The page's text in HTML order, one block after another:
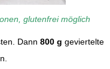
glutenfrei möglich
Dann 800 g geviertelte